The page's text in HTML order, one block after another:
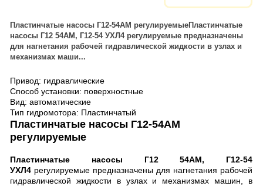
Пластинчатые насосы Г12-54АМ регулируемыеПластинчатые
насосы Г12 54АМ, Г12-54 УХЛ4 регулируемые предназначены
для нагнетания рабочей гидравлической жидкости в узлах и
механизмах маши...
Привод: гидравлические
Способ установки: поверхностные
Вид: автоматические
Тип гидромотора: Пластинчатый
Пластинчатые насосы Г12-54АМ
регулируемые
Пластинчатые насосы Г12 54АМ, Г12-54
УХЛ4 регулируемые предназначены для нагнетания рабочей
гидравлической жидкости в узлах и механизмах машин, в